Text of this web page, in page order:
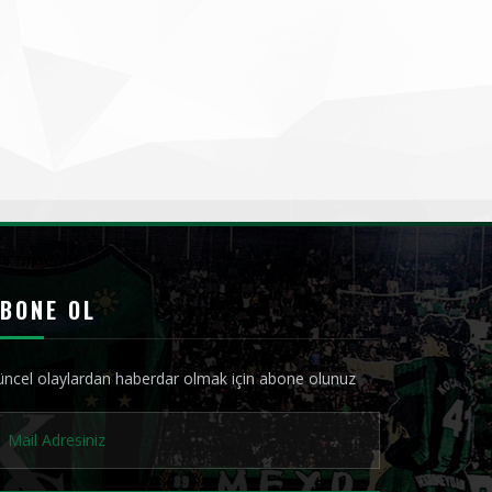
OL
olaylardan haberdar olmak için abone olunuz